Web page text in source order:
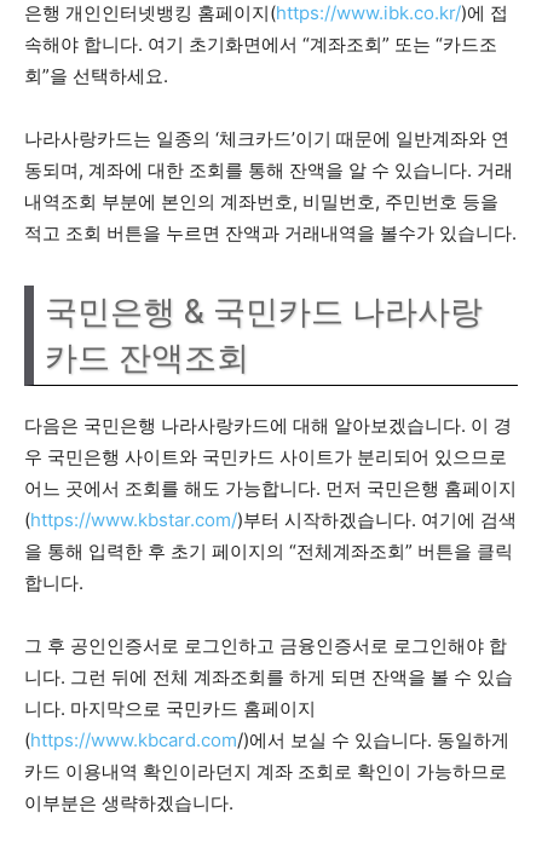
은행 개인인터넷뱅킹 홈페이지(https://www.ibk.co.kr/)에 접
속해야 합니다. 여기 초기화면에서 “계좌조회” 또는 “카드조
회”을 선택하세요.
나라사랑카드는 일종의 ‘체크카드’이기 때문에 일반계좌와 연
동되며, 계좌에 대한 조회를 통해 잔액을 알 수 있습니다. 거래
내역조회 부분에 본인의 계좌번호, 비밀번호, 주민번호 등을
적고 조회 버튼을 누르면 잔액과 거래내역을 볼수가 있습니다.
국민은행 & 국민카드 나라사랑
카드 잔액조회
다음은 국민은행 나라사랑카드에 대해 알아보겠습니다. 이 경
우 국민은행 사이트와 국민카드 사이트가 분리되어 있으므로
어느 곳에서 조회를 해도 가능합니다. 먼저 국민은행 홈페이지
(https://www.kbstar.com/)부터 시작하겠습니다. 여기에 검색
을 통해 입력한 후 초기 페이지의 “전체계좌조회” 버튼을 클릭
합니다.
그 후 공인인증서로 로그인하고 금융인증서로 로그인해야 합
니다. 그런 뒤에 전체 계좌조회를 하게 되면 잔액을 볼 수 있습
니다. 마지막으로 국민카드 홈페이지
(https://www.kbcard.com/)에서 보실 수 있습니다. 동일하게
카드 이용내역 확인이라던지 계좌 조회로 확인이 가능하므로
이부분은 생략하겠습니다.